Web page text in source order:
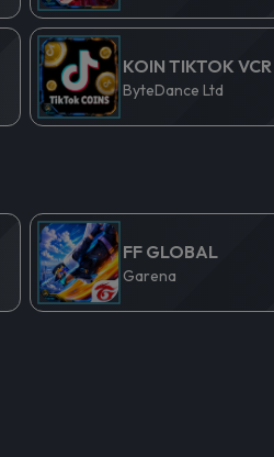
KOIN TIKTOK VCR
ByteDance Ltd
FF GLOBAL
Garena